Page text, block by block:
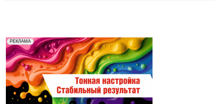
РЕКЛАМА
Реклама. Рекламодатель ООО "Передовые Системы
Печати" erid: 2SDnjd2d4Qz